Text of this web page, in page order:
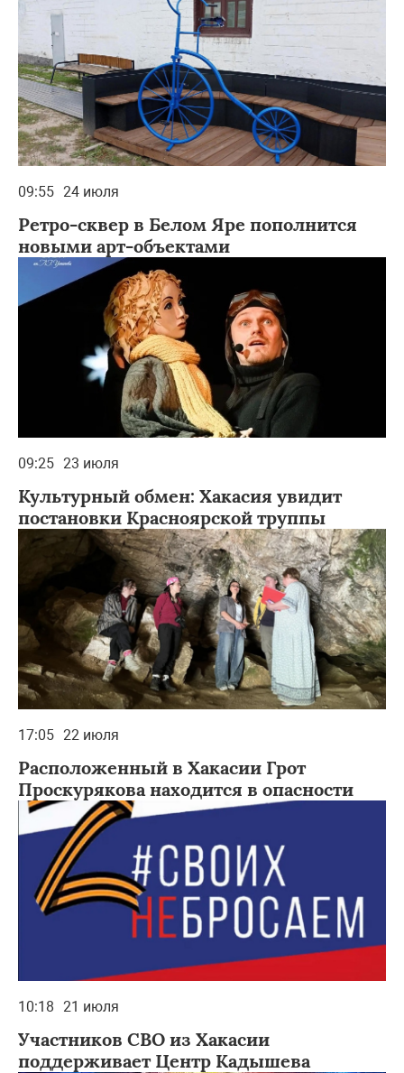
09:55 24 июля
Ретро-сквер в Белом Яре пополнится
новыми арт-объектами
09:25 23 июля
Культурный обмен: Хакасия увидит
постановки Красноярской труппы
17:05 22 июля
Расположенный в Хакасии Грот
Проскурякова находится в опасности
10:18 21 июля
Участников СВО из Хакасии
поддерживает Центр Кадышева